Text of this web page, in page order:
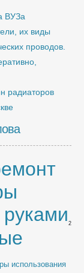
ВУЗа
их виды
проводов.
радиаторов
2
использования